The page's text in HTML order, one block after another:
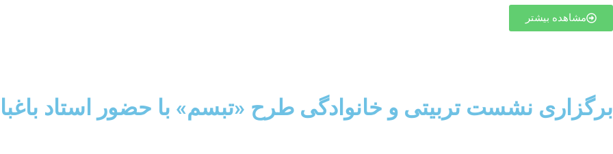
مشاهده بیشتر
برگزاری نشست تربیتی و خانوادگی طرح «تبسم» با حضور استاد